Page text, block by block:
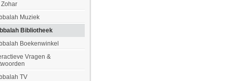
Zohar
Muziek
Bibliotheek
Boekenwinkel
Vragen &
TV